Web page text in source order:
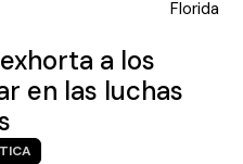
Florida
a los
en las luchas